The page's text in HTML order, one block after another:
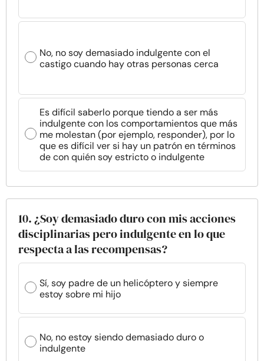
No, no soy demasiado indulgente con el
castigo cuando hay otras personas cerca
Es difícil saberlo porque tiendo a ser más
indulgente con los comportamientos que más
me molestan (por ejemplo, responder), por lo
que es difícil ver si hay un patrón en términos
de con quién soy estricto o indulgente
10. ¿Soy demasiado duro con mis acciones
disciplinarias pero indulgente en lo que
respecta a las recompensas?
Sí, soy padre de un helicóptero y siempre
estoy sobre mi hijo
No, no estoy siendo demasiado duro o
indulgente